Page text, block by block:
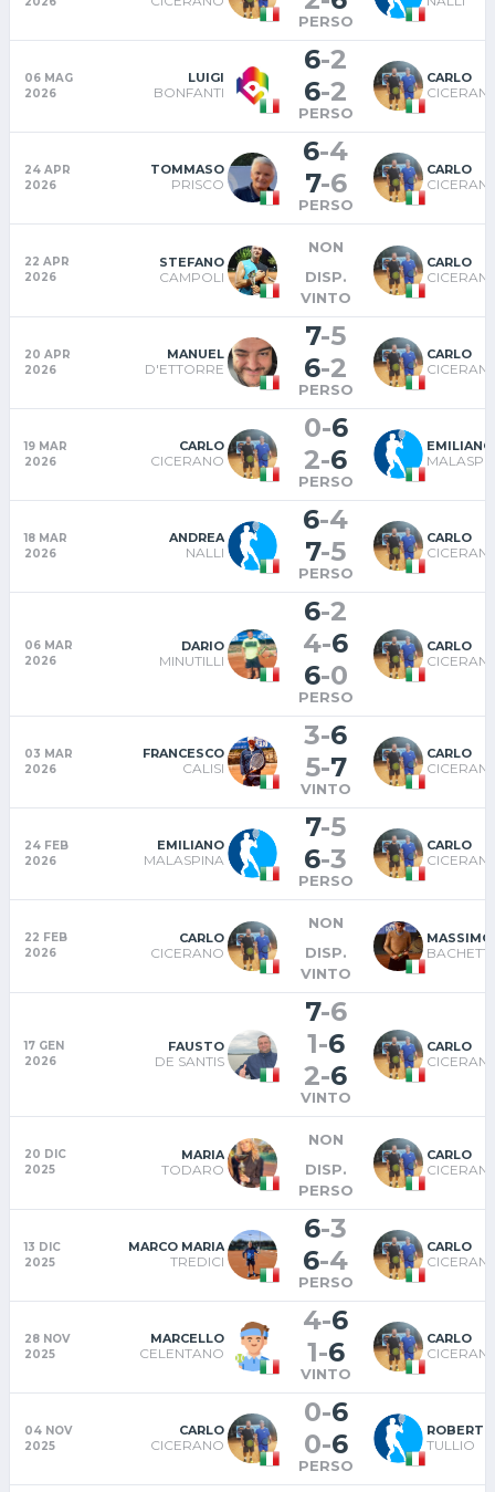
PERSO
06 MAG
2026
LUIGI
BONFANTI
6-2
6-2
PERSO
CARLO
24 APR
2026
TOMMASO
PRISCO
6-4
7-6
PERSO
CARLO
22 APR
2026
STEFANO
CAMPOLI
NON
DISP.
VINTO
CARLO
20 APR
2026
MANUEL
D'ETTORRE
7-5
6-2
PERSO
CARLO
19 MAR
2026
CARLO
CICERANO
0-6
2-6
PERSO
EMILIANO
18 MAR
2026
ANDREA
NALLI
6-4
7-5
PERSO
CARLO
06 MAR
2026
DARIO
MINUTILLI
6-2
4-6
6-0
PERSO
CARLO
03 MAR
2026
FRANCESCO
CALISI
3-6
5-7
VINTO
CARLO
24 FEB
2026
EMILIANO
MALASPINA
7-5
6-3
PERSO
CARLO
22 FEB
2026
CARLO
CICERANO
NON
DISP.
VINTO
MASSIMO
BACHETTI
17 GEN
2026
FAUSTO
DE SANTIS
7-6
1-6
2-6
VINTO
CARLO
20 DIC
2025
MARIA
TODARO
NON
DISP.
PERSO
CARLO
13 DIC
2025
MARCO MARIA
TREDICI
6-3
6-4
PERSO
CARLO
28 NOV
2025
MARCELLO
CELENTANO
4-6
1-6
VINTO
CARLO
04 NOV
2025
CARLO
CICERANO
0-6
0-6
PERSO
ROBERTO
TULLIO